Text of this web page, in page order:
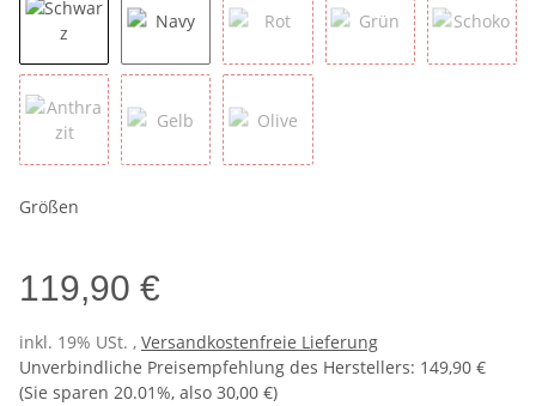
Schwarz Navy Rot
Größen
119,90 €
inkl. 19% USt. , Versandkostenfreie Lieferung
Unverbindliche Preisempfehlung des Herstellers: 149,90 €
(Sie sparen 20.01%, also 30,00 €)